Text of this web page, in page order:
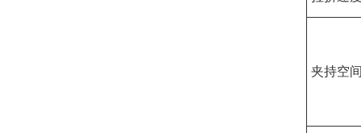
夹持空